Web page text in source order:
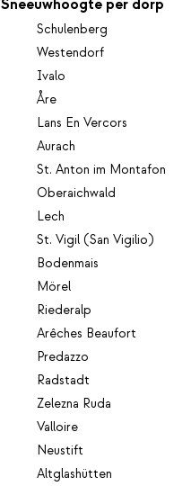
Sneeuwhoogte per dorp
Schulenberg
Westendorf
Ivalo
Åre
Lans En Vercors
Aurach
St. Anton im Montafon
Oberaichwald
Lech
St. Vigil (San Vigilio)
Bodenmais
Mörel
Riederalp
Arêches Beaufort
Predazzo
Radstadt
Zelezna Ruda
Valloire
Neustift
Altglashütten